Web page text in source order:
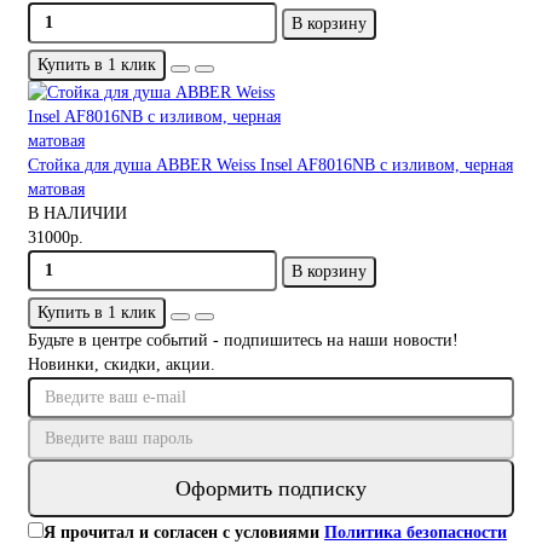
В корзину
Купить в 1 клик
Стойка для душа ABBER Weiss Insel AF8016NB с изливом, черная
матовая
В НАЛИЧИИ
31000р.
В корзину
Купить в 1 клик
Будьте в центре событий - подпишитесь на наши новости!
Новинки, скидки, акции.
Оформить подписку
Я прочитал и согласен с условиями Политика безопасности